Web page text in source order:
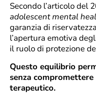
Secondo l’articolo del
adolescent mental
garanzia di
l’apertura emotiva
il ruolo di protezione
Questo equilibrio
senza
terapeutico.